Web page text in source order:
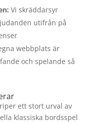
Vi skräddarsyr
utifrån på
webbplats är
och spelande så
ett stort urval av
klassiska bordsspel